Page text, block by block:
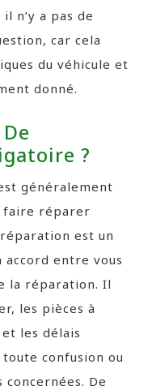
n’y a pas de
car cela
du véhicule et
donné.
?
généralement
faire réparer
est un
entre vous
la réparation. Il
les pièces à
les délais
confusion ou
De